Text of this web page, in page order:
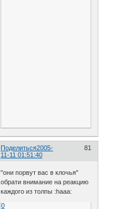
Поделиться 81
2005-
11-11 01:51:40
"они порвут вас в клочья"
обрати внимание на реакцию
каждого из толпы :haaa:
0